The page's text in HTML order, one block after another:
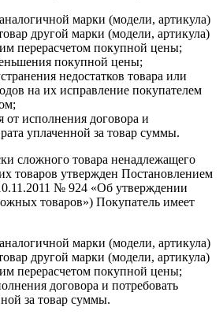
марки (модели, артикула)
другой марки (модели, артикула)
перерасчетом покупной цены;
покупной цены;
недостатков товара или
на их исправление покупателем
от исполнения договора и
уплаченной за товар суммы.
сложного товара ненадлежащего
товаров утвержден Постановлением
№ 924 «Об утверждении
товаров») Покупатель имеет
марки (модели, артикула)
другой марки (модели, артикула)
перерасчетом покупной цены;
договора и потребовать
за товар суммы.